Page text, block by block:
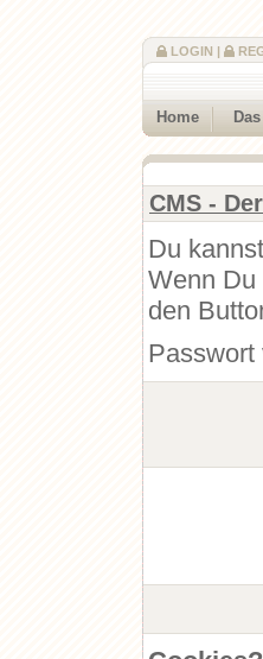
LOGIN |
Home
CMS -
Du
Wenn Du
den
Passwort